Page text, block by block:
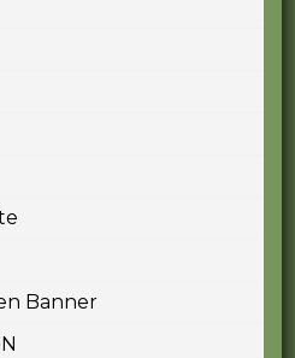
Banner